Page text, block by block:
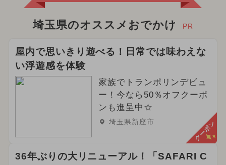
埼玉県のオススメおでかけ PR
屋内で思いきり遊べる！日常では味わえな
い浮遊感を体験
家族でトランポリンデビュ
ー！今なら50％オフクーポ
ンも進呈中☆
埼玉県新座市 クーポン
36年ぶりの大リニューアル！「SAFARI C